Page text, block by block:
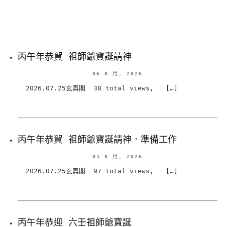
丙午年恭賀 祖師爺寶誕請神
06 8 月, 2026
2026.07.25玄真閣 38 total views, […]
丙午年恭賀 祖師爺寶誕請神．準備工作
05 8 月, 2026
2026.07.25玄真閣 97 total views, […]
丙午年恭迎 六壬祖師爺寶誕